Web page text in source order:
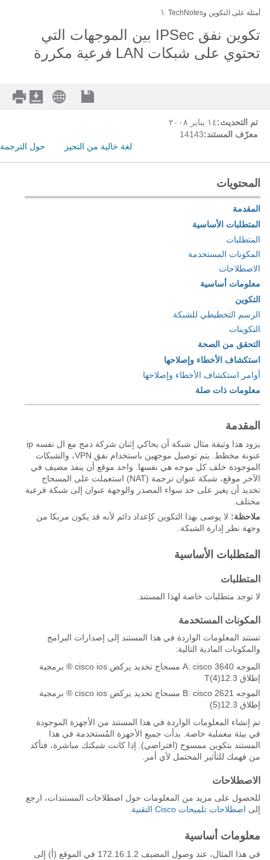
أمثلة على التكوين وTechNotes
تكوين نفق IPSec بين الموجهات التي
تحتوي على شبكات LAN فرعية مكررة
تم التحديث:١٤ يناير ٢٠٠٨
معرّف المستند:14143
لغة خالية من التحيز
حول الترجمة
المحتويات
المقدمة
المتطلبات الأساسية
المتطلبات
المكونات المستخدمة
الاصطلاحات
معلومات أساسية
التكوين
الرسم التخطيطي للشبكة
التكوينات
التحقق من الصحة
استكشاف الأخطاء وإصلاحها
أوامر استكشاف الأخطاء وإصلاحها
معلومات ذات صلة
المقدمة
يزود هذا وثيقة مثال شبكة أن يحاكي إثنان شركة دمج مع ال نفسه ip
عنونة مخطط. يتم توصيل موجهين باستخدام نفق VPN، والشبكات
الموجودة خلف كل موجه هي نفسها. واحد موقع أن ينفذ مضيف في
الآخر موقع، شبكة عنوان ترجمة (NAT) استعملت على المسحاج
تخديد أن يغير على حد سواء المصدر والوجهة عنوان إلى شبكة فرعية
مختلف.
ملاحظة: لا يوصى بهذا التكوين كإعداد دائم لأنه قد يكون مربكا من
وجهة نظر إدارة الشبكة.
المتطلبات الأساسية
المتطلبات
لا توجد متطلبات خاصة لهذا المستند.
المكونات المستخدمة
تستند المعلومات الواردة في هذا المستند إلى إصدارات البرامج
والمكونات المادية التالية:
الموجه A: cisco 3640 مسحاج تخديد يركض cisco ios ® برمجية
إطلاق 12.3(4)T
الموجه B: cisco 2621 مسحاج تخديد يركض cisco ios ® برمجية
إطلاق 12.3(5)
تم إنشاء المعلومات الواردة في هذا المستند من الأجهزة الموجودة
في بيئة معملية خاصة. بدأت جميع الأجهزة المُستخدمة في هذا
المستند بتكوين ممسوح (افتراضي). إذا كانت شبكتك مباشرة، فتأكد
من فهمك للتأثير المحتمل لأي أمر.
الاصطلاحات
للحصول على مزيد من المعلومات حول اصطلاحات المستندات، ارجع
إلى اصطلاحات تلميحات Cisco التقنية
معلومات أساسية
في هذا المثال، عند وصول المضيف 172.16.1.2 في الموقع (أ) إلى